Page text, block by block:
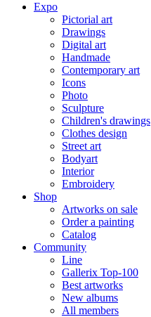
Expo
Pictorial art
Drawings
Digital art
Handmade
Contemporary art
Icons
Photo
Sculpture
Children's drawings
Clothes design
Street art
Bodyart
Interior
Embroidery
Shop
Artworks on sale
Order a painting
Catalog
Community
Line
Gallerix Top-100
Best artworks
New albums
All members